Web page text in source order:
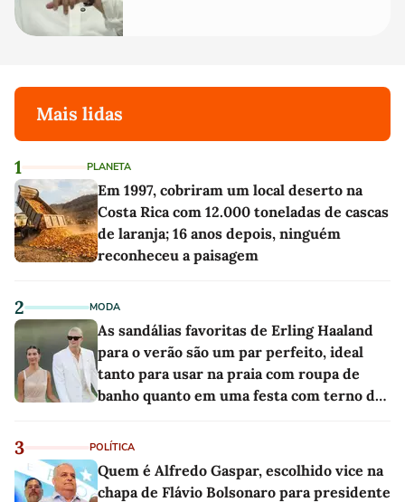
Mais lidas
1 PLANETA
Em 1997, cobriram um local deserto na
Costa Rica com 12.000 toneladas de cascas
de laranja; 16 anos depois, ninguém
reconheceu a paisagem
2 MODA
As sandálias favoritas de Erling Haaland
para o verão são um par perfeito, ideal
tanto para usar na praia com roupa de
banho quanto em uma festa com terno de
3 POLÍTICA
Quem é Alfredo Gaspar, escolhido vice na
chapa de Flávio Bolsonaro para presidente